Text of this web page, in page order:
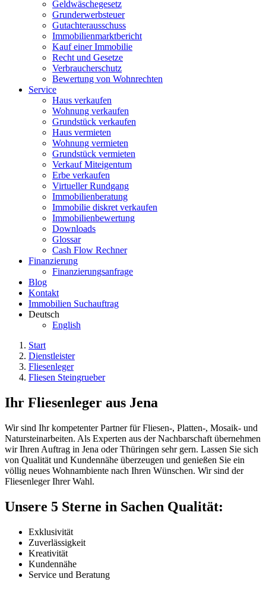
Geldwäschegesetz
Grunderwerbsteuer
Gutachterausschuss
Immobilienmarktbericht
Kauf einer Immobilie
Recht und Gesetze
Verbraucherschutz
Bewertung von Wohnrechten
Service
Haus verkaufen
Wohnung verkaufen
Grundstück verkaufen
Haus vermieten
Wohnung vermieten
Grundstück vermieten
Verkauf Miteigentum
Erbe verkaufen
Virtueller Rundgang
Immobilienberatung
Immobilie diskret verkaufen
Immobilienbewertung
Downloads
Glossar
Cash Flow Rechner
Finanzierung
Finanzierungsanfrage
Blog
Kontakt
Immobilien Suchauftrag
Deutsch
English
Start
Dienstleister
Fliesenleger
Fliesen Steingrueber
Ihr Fliesenleger aus Jena
Wir sind Ihr kompetenter Partner für Fliesen-, Platten-, Mosaik- und
Natursteinarbeiten. Als Experten aus der Nachbarschaft übernehmen
wir Ihren Auftrag in Jena oder Thüringen sehr gern. Lassen Sie sich
von Qualität und Kundennähe überzeugen und genießen Sie ein
völlig neues Wohnambiente nach Ihren Wünschen. Wir sind der
Fliesenleger Ihrer Wahl.
Unsere 5 Sterne in Sachen Qualität:
Exklusivität
Zuverlässigkeit
Kreativität
Kundennähe
Service und Beratung